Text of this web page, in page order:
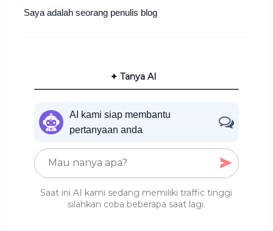
Saya adalah seorang penulis blog
✦ Tanya AI
AI kami siap membantu
pertanyaan anda
Saat ini AI kami sedang memiliki traffic tinggi
silahkan coba beberapa saat lagi.